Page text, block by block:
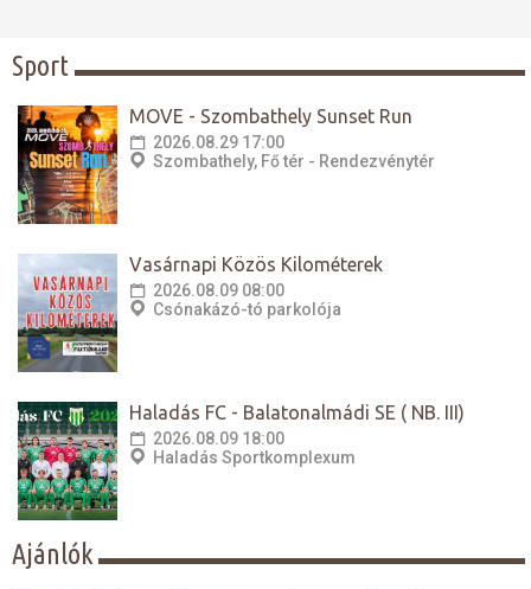
Boldogasszony tiszteletére
emelt templom alaprajza latin
tekintve klasszicizáló barokk. A
homlokzatot két karcsú
torony...
régészek. A 4. század elején
Constantin, II. Constantius...
Sport
MOVE - Szombathely Sunset Run
2026.08.29 17:00
Szombathely, Fő tér - Rendezvénytér
Vasárnapi Közös Kilométerek
2026.08.09 08:00
Csónakázó-tó parkolója
Haladás FC - Balatonalmádi SE ( NB. III)
2026.08.09 18:00
Haladás Sportkomplexum
Ajánlók